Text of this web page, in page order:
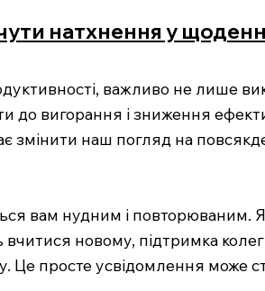
натхнення у
важливо не лише
вигорання і зниження
змінити наш погляд на
вам нудним і повторюваним.
новому, підтримка
просте усвідомлення може